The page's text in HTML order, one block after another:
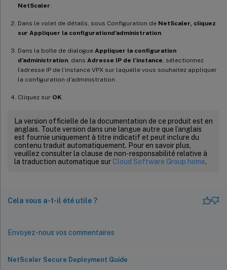
NetScaler
Dans le volet de détails, sous Configuration de NetScaler, cliquez
sur Appliquer la configurationd’administration
Dans la boîte de dialogue Appliquer la configuration
d’administration , dans Adresse IP de l’instance , sélectionnez
l’adresse IP de l’instance VPX sur laquelle vous souhaitez appliquer
la configuration d’administration.
Cliquez sur OK
La version officielle de la documentation de ce produit est en
anglais. Toute version dans une langue autre que l’anglais
est fournie uniquement à titre indicatif et peut inclure du
contenu traduit automatiquement. Pour en savoir plus,
veuillez consulter la clause de non-responsabilité relative à
la traduction automatique sur Cloud Software Group home.
Cela vous a-t-il été utile ?
Envoyez-nous vos commentaires
NetScaler Secure Deployment Guide